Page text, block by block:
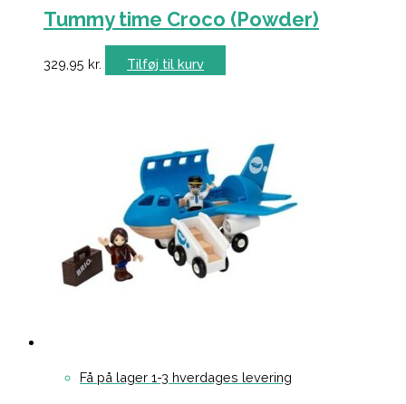
Tummy time Croco (Powder)
329,95 kr. Tilføj til kurv
Få på lager 1-3 hverdages levering